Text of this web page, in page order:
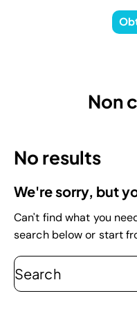
Non
No results
We're sorry, but
Can't find what you
search below or start